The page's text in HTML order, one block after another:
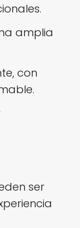
amplia
con
ser